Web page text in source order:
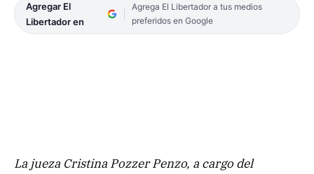
Agregar El
Libertador en
Agrega El Libertador a tus medios
preferidos en Google
La jueza Cristina Pozzer Penzo, a cargo del